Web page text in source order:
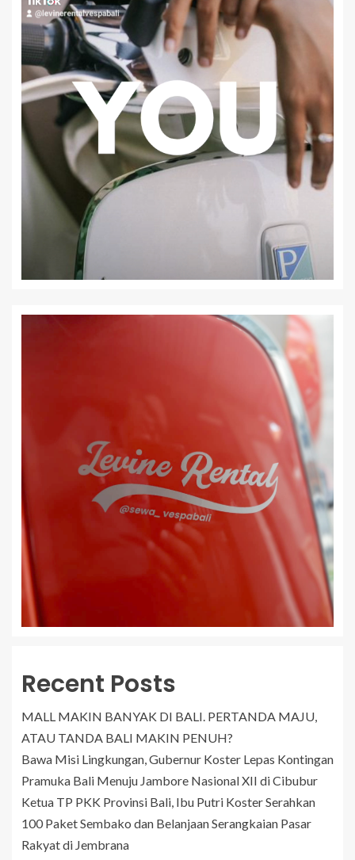
Recent Posts
MALL MAKIN BANYAK DI BALI. PERTANDA MAJU,
ATAU TANDA BALI MAKIN PENUH?
Bawa Misi Lingkungan, Gubernur Koster Lepas Kontingan
Pramuka Bali Menuju Jambore Nasional XII di Cibubur
Ketua TP PKK Provinsi Bali, Ibu Putri Koster Serahkan
100 Paket Sembako dan Belanjaan Serangkaian Pasar
Rakyat di Jembrana